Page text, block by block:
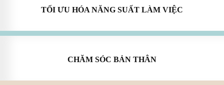
TỐI ƯU HÓA NĂNG SUẤT LÀM VIỆC
CHĂM SÓC BẢN THÂN